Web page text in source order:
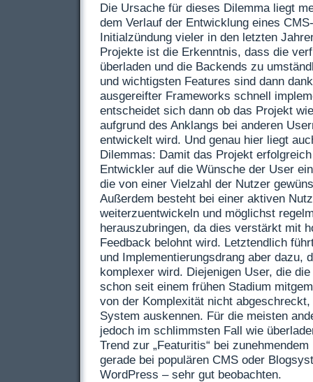
Die Ursache für dieses Dilemma liegt
dem Verlauf der Entwicklung eines CMS
Initialzündung vieler in den letzten
Projekte ist die Erkenntnis, dass die
überladen und die Backends zu
und wichtigsten Features sind dann
ausgereifter Frameworks schnell
entscheidet sich dann ob das Projekt
aufgrund des Anklangs bei anderen
entwickelt wird. Und genau hier liegt
Dilemmas: Damit das Projekt
Entwickler auf die Wünsche der User
die von einer Vielzahl der Nutzer
Außerdem besteht bei einer aktiven
weiterzuentwickeln und möglichst
herauszubringen, da dies verstärkt mit
Feedback belohnt wird. Letztendlich
und Implementierungsdrang aber dazu,
komplexer wird. Diejenigen User, die
schon seit einem frühen Stadium
von der Komplexität nicht
System auskennen. Für die meisten
jedoch im schlimmsten Fall wie
Trend zur „Featuritis“ bei
gerade bei populären CMS oder
WordPress – sehr gut beobachten.